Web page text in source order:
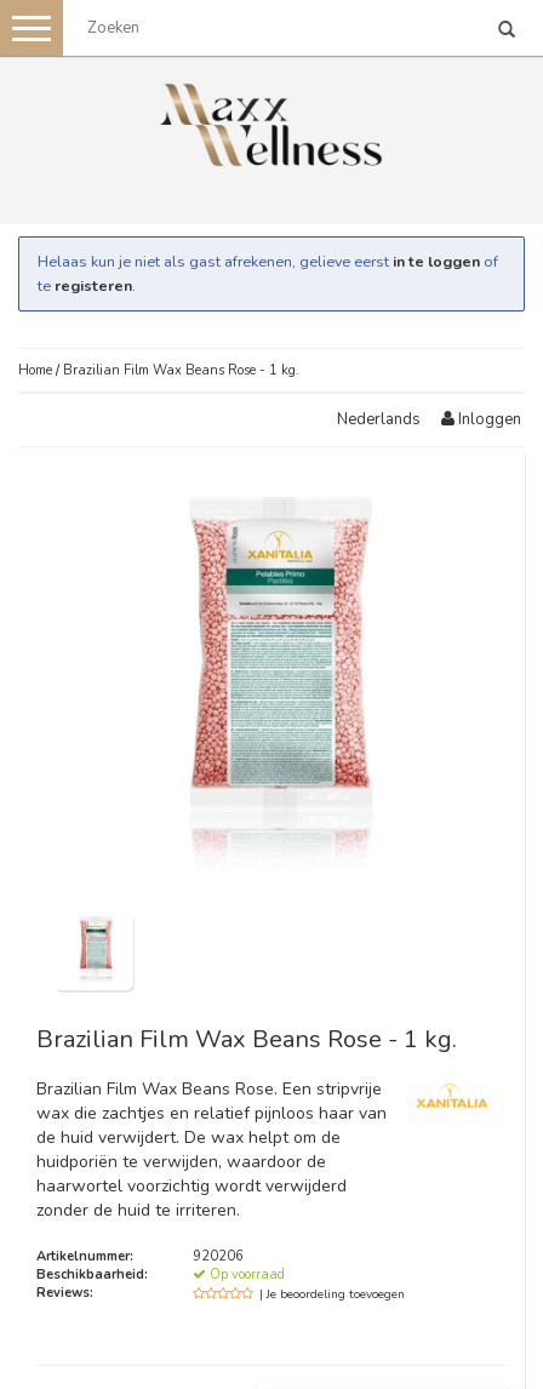
Toggle
navigation
Helaas kun je niet als gast afrekenen, gelieve eerst in te loggen of
te registeren.
Home / Brazilian Film Wax Beans Rose - 1 kg.
Nederlands Inloggen
Brazilian Film Wax Beans Rose - 1 kg.
Brazilian Film Wax Beans Rose. Een stripvrije
wax die zachtjes en relatief pijnloos haar van
de huid verwijdert. De wax helpt om de
huidporiën te verwijden, waardoor de
haarwortel voorzichtig wordt verwijderd
zonder de huid te irriteren.
Artikelnummer:
920206
Beschikbaarheid:
Op voorraad
Reviews:
| Je beoordeling toevoegen